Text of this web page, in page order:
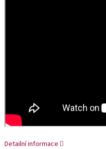
Detailní informace